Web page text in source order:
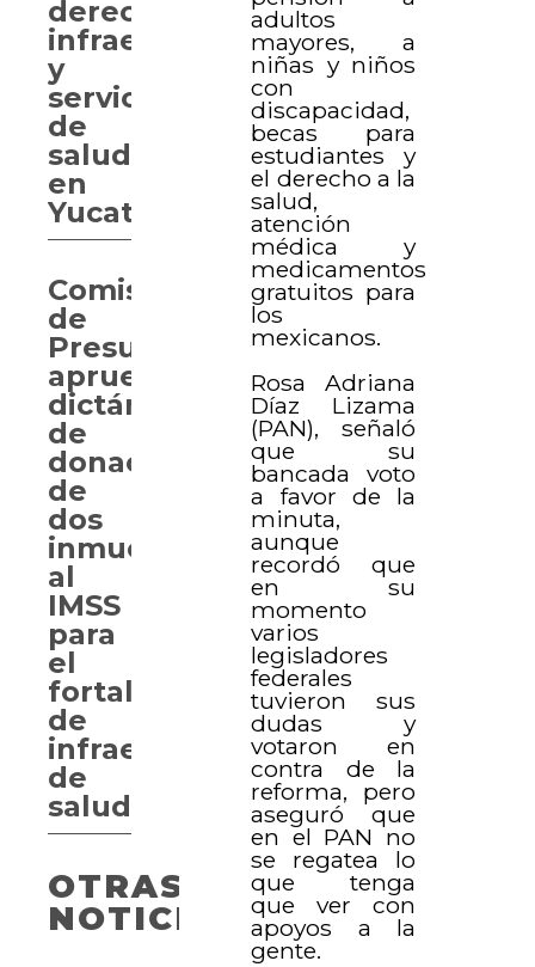
adultos
mayores, a
niñas y niños
con
discapacidad,
becas para
estudiantes y
el derecho a la
salud,
atención
médica y
medicamentos
gratuitos para
los
mexicanos.
Rosa Adriana
Díaz Lizama
(PAN), señaló
que su
bancada voto
a favor de la
minuta,
aunque
recordó que
en su
momento
varios
legisladores
federales
tuvieron sus
dudas y
votaron en
contra de la
reforma, pero
aseguró que
en el PAN no
se regatea lo
que tenga
que ver con
apoyos a la
gente.
derechos,
infraestructura
y
servicios
de
salud
en
Yucatán
Comisión
de
Presupuesto
aprueba
dictámenes
de
donación
de
dos
inmuebles
al
IMSS
para
el
fortalecimiento
de
infraestructura
de
salud
OTRAS
NOTICIAS